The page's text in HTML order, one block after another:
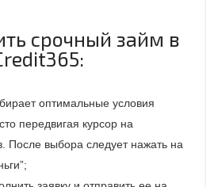
срочный займ в
оптимальные условия
передвигая курсор на
После выбора следует нажать на